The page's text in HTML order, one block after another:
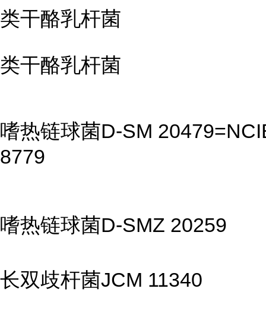
类干酪乳杆菌
类干酪乳杆菌
嗜热链球菌D-SM
8779
嗜热链球菌D-SMZ 20259
长双歧杆菌JCM 11340